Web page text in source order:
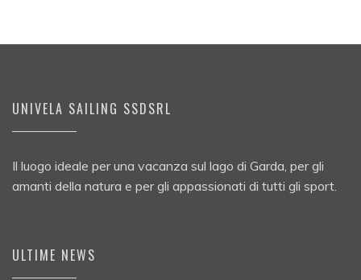
UNIVELA SAILING SSDSRL
Il luogo ideale per una vacanza sul lago di Garda, per gli
amanti della natura e per gli appassionati di tutti gli sport.
ULTIME NEWS